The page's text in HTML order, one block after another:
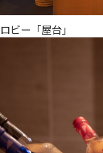
ロビー「屋台」